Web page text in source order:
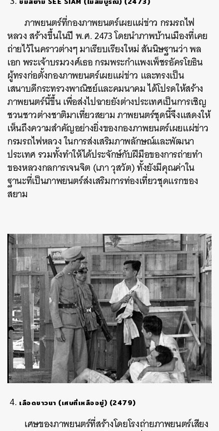
ภาพยนตร์ที่กองภาพยนตร์เผยแผ่ข่าว กรมรถไฟ
หลวง สร้างขึ้นในปี พ.ศ. 2473 โดยนำภาพบ้านเมืองที่เคย
ถ่ายไว้ในคราวต่างๆ มาเรียบเรียงใหม่ สันนิษฐานว่า พล
เอก พระเจ้าบรมวงศ์เธอ กรมพระกำแพงเพ็ชรอัครโยธิน
ผู้ทรงก่อตั้งกองภาพยนตร์เผยแผ่ข่าว และทรงเป็น
เสนาบดีกระทรวงพาณิชย์และคมนาคม ได้โปรดให้สร้าง
ภาพยนตร์นี้ขึ้น เพื่อส่งไปฉายยังต่างประเทศเป็นการเชิญ
ชวนชาวต่างชาติมาเที่ยวสยาม ภาพยนตร์ชุดนี้จึงแสดงให้
เห็นถึงความสำคัญอย่างยิ่งของกองภาพยนตร์เผยแผ่ข่าว
กรมรถไฟหลวง ในการส่งเสริมภาพลักษณ์และพัฒนา
ประเทศรวมทั้งทำให้ได้ประจักษ์กับฝีมือของการถ่ายทำ
ของหลวงกลการเจนจิต (เภา วุสวัต)ทั้งยังมีคุณค่าใน
ฐานะที่เป็นภาพยนตร์ส่งเสริมการท่องเที่ยวชุดแรกของ
สยาม
เลือดชาวนา (เศษที่เหลืออยู่) (2479)
เศษของภาพยนตร์ที่สร้างโดยโรงถ่ายภาพยนตร์เสียง